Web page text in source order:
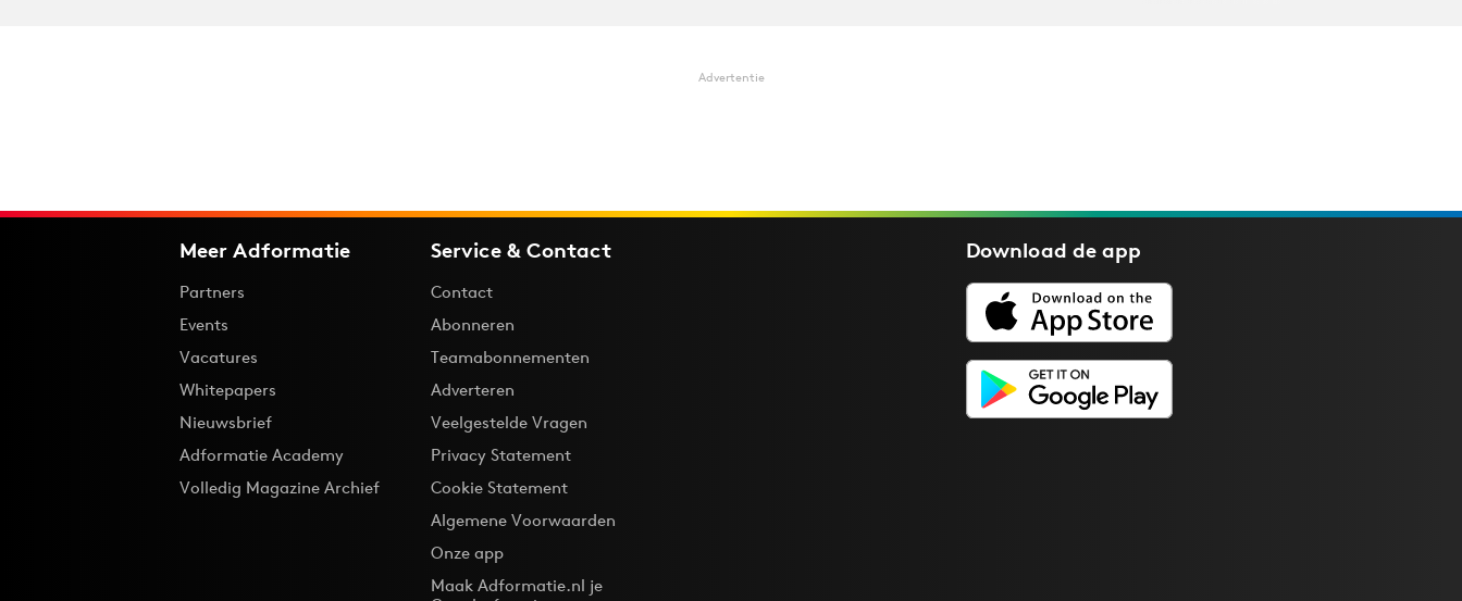
Advertentie
Meer Adformatie
Partners
Events
Vacatures
Whitepapers
Nieuwsbrief
Adformatie Academy
Volledig Magazine Archief
Service & Contact
Contact
Abonneren
Teamabonnementen
Adverteren
Veelgestelde Vragen
Privacy Statement
Cookie Statement
Algemene Voorwaarden
Onze app
Maak Adformatie.nl je
Download deapp